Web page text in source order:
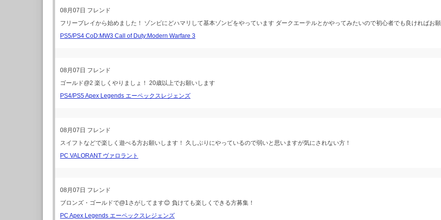
08月07日 フレンド
フリープレイから始めました！ ゾンビにどハマリして基本ゾンビをやっています ダークエーテルとかやってみたいので初心者でも良ければお願
PS5/PS4 CoD:MW3 Call of Duty:Modern Warfare 3
08月07日 フレンド
ゴールド@2 楽しくやりましょ！ 20歳以上でお願いします
PS4/PS5 Apex Legends エーペックスレジェンズ
08月07日 フレンド
スイフトなどで楽しく遊べる方お願いします！ 久しぶりにやっているので弱いと思いますが気にされない方！
PC VALORANT ヴァロラント
08月07日 フレンド
ブロンズ・ゴールドで@1さがしてます😊 負けても楽しくできる方募集！
PC Apex Legends エーペックスレジェンズ